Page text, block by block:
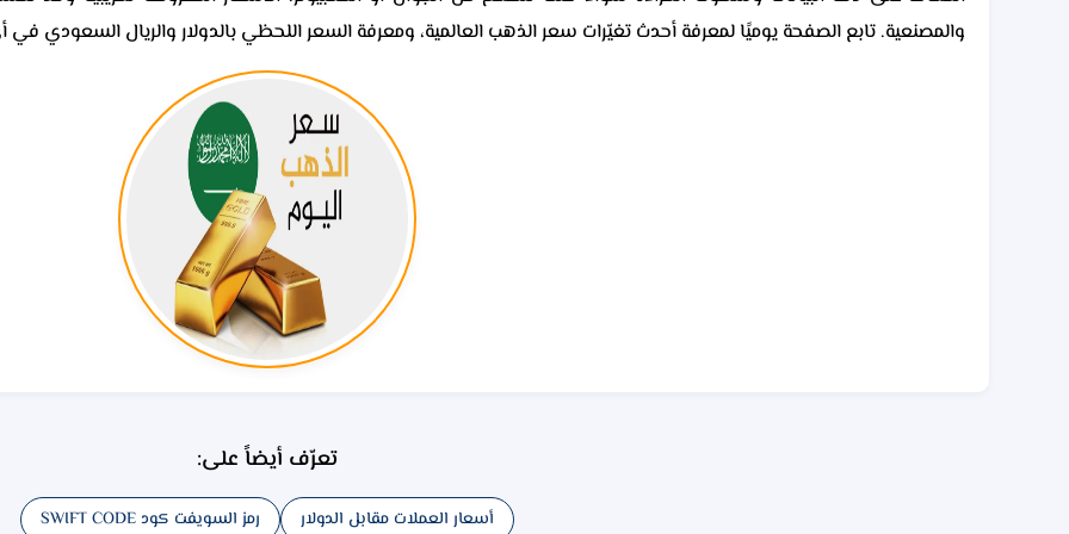
والمصنعية. تابع الصفحة يوميًا لمعرفة أحدث تغيّرات سعر الذهب العالمية، ومعرفة السعر اللحظي بالدولار والريال السعودي
تعرّف أيضاً على:
أسعار العملات مقابل الدولار رمز السويفت كود SWIFT CODE